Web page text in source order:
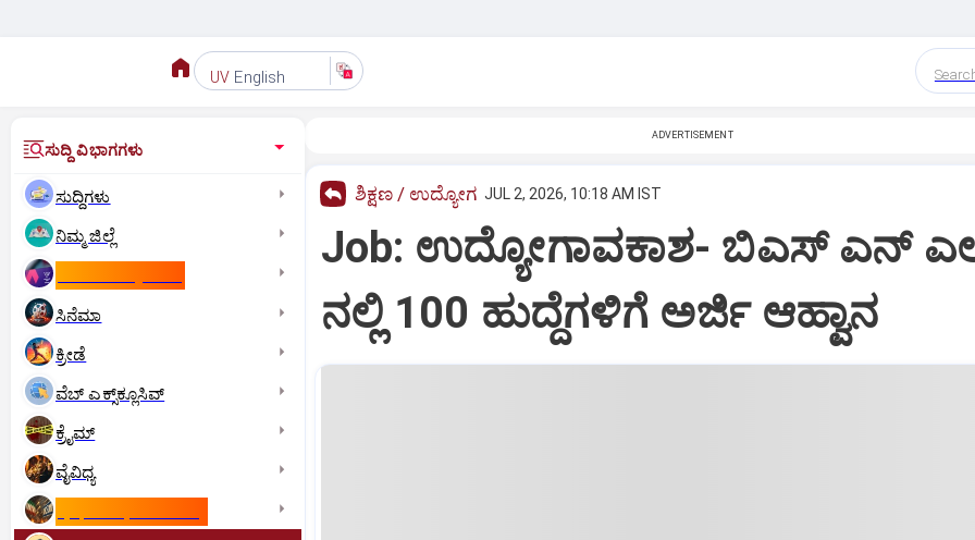
UV English
ಸುದ್ದಿ ವಿಭಾಗಗಳು
ಸುದ್ದಿಗಳು
ನಿಮ್ಮ ಜಿಲ್ಲೆ
ಸಿನೆಮಾ
ಕ್ರೀಡೆ
ವೆಬ್ ಎಕ್ಸ್‌ಕ್ಲೂಸಿವ್
ಕ್ರೈಮ್
ವೈವಿಧ್ಯ
ADVERTISEMENT
ಶಿಕ್ಷಣ / ಉದ್ಯೋಗ JUL 2, 2026, 10:18 AM IST
Job: ಉದ್ಯೋಗಾವಕಾಶ- ಬಿಎಸ್‌ ಎನ್‌
ನಲ್ಲಿ 100 ಹುದ್ದೆಗಳಿಗೆ ಅರ್ಜಿ ಆಹ್ವಾನ